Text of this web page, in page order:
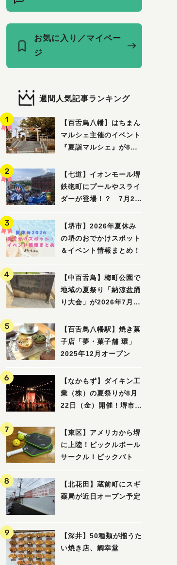
お気に入り／マイペー
ジ
週間人気記事ランキング
【百舌鳥八幡】はちまん
マルシェ主催のイベント
『夏詣マルシェ』が8月2
【七道】イオンモール堺
鉄砲町にプールやスライ
ダーが登場！？ 7月25
「赤レンガ広場 Kid's
Water PARK 2026」が
開催
【堺市】2026年夏休み
の堺のおでかけスポット
＆イベント情報まとめ！
【中百舌鳥】梅町公園で
地域の夏祭り「納涼盆踊
り大会」が2026年7月26
【百舌鳥八幡駅】焼き菓
子店「夢・菓子舗 環」
2025年12月オープン
【なかもず】ダイキン工
業（株）の夏祭りが8月
22日（金）開催！堺市北
納涼祭
【東区】アメリカから堺
に上陸！ピックルボール
サークル！ピックバト
【北花田】蔵前町にスギ
薬局が近日オープン予定
【深井】50種類が揃うた
い焼き店、鯛幸堂